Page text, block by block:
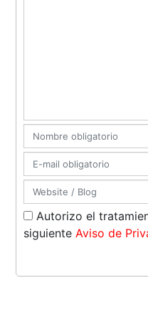
Autorizo el
siguienteAviso de